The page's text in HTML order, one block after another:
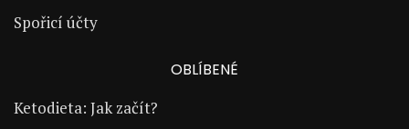
Spořicí účty
OBLÍBENÉ
Ketodieta: Jak začít?